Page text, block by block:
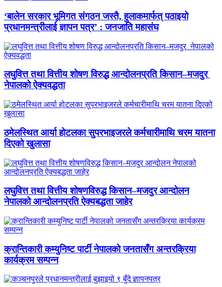
‘बालेन सरकार भूमिगत संगठन जस्तै, हुलाकमार्फत् पठाइयो
प्रधानमन्त्रीलाई ज्ञापन पत्र’ : जनजाति महासंघ
लघुवित्त तथा वित्तीय शोषण विरुद्ध आन्दोलनप्रति किसान–मजदुर
नेपालको ऐक्यवद्धता
ठमेलस्थित आर्या होटलका सुपरभाइजरले कर्मचारीमाथि चरम यातना
दिएको खुलासा
लघुवित्त तथा वित्तीय शोषणविरुद्ध किसान–मजदुर आन्दोलन
नेपालको आन्दोलनप्रति ऐक्यबद्धता जाहेर
क्रान्तिकारी कम्युनिष्ट पार्टी नेपालको जनतासँग अन्तरक्रिया
कार्यक्रम सम्पन्न